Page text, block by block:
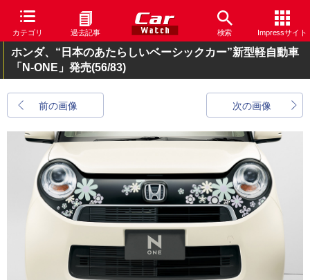
カテゴリ 過去記事 検索 Impressサイト
ホンダ、“日本のあたらしいベーシックカー”新型軽自動車
「N-ONE」発売(56/83)
前の画像 次の画像